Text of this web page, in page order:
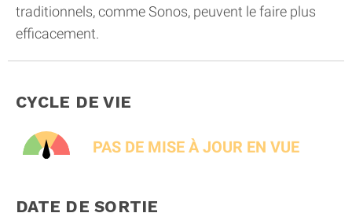
traditionnels, comme Sonos, peuvent le faire plus
efficacement.
CYCLE DE VIE
PAS DE MISE À JOUR EN VUE
DATE DE SORTIE